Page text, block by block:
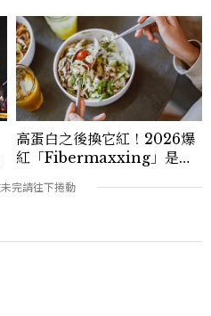
高蛋白之後換它紅！2026爆
紅「Fibermaxxing」是什
狂吃菜